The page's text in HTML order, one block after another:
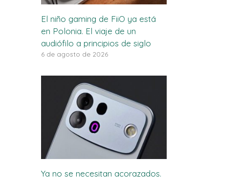
El niño gaming de FiiO ya está
en Polonia. El viaje de un
audiófilo a principios de siglo
6 de agosto de 2026
Ya no se necesitan acorazados.